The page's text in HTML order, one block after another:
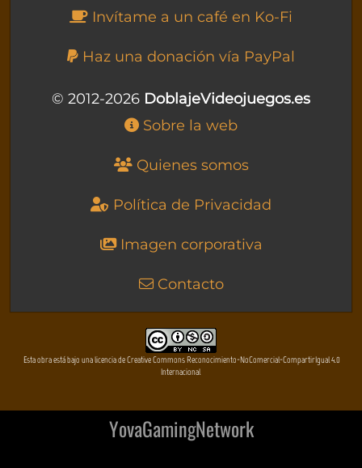
Invítame a un café en Ko-Fi
Haz una donación vía PayPal
© 2012-2026 DoblajeVideojuegos.es
Sobre la web
Quienes somos
Política de Privacidad
Imagen corporativa
Contacto
Esta obra está bajo una licencia de Creative Commons Reconocimiento-NoComercial-CompartirIgual 4.0
Internacional
YovaGamingNetwork